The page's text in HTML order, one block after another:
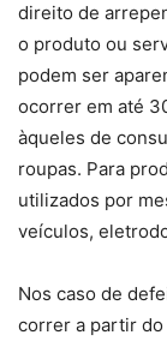
direito de
o produto ou
podem ser
ocorrer em até
àqueles de
roupas. Para
utilizados por
veículos,
Nos caso de
correr a partir